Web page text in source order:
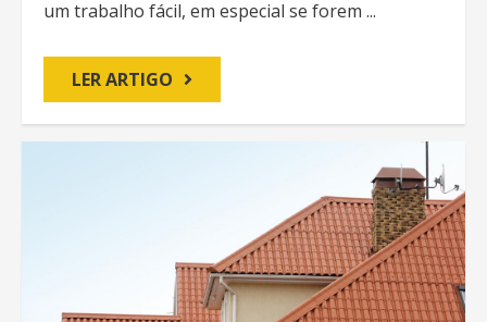
um trabalho fácil, em especial se forem ...
LER ARTIGO